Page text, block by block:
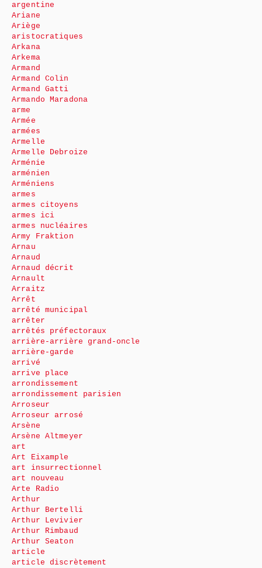
argentine
Ariane
Ariège
aristocratiques
Arkana
Arkema
Armand
Armand Colin
Armand Gatti
Armando Maradona
arme
Armée
armées
Armelle
Armelle Debroize
Arménie
arménien
Arméniens
armes
armes citoyens
armes ici
armes nucléaires
Army Fraktion
Arnau
Arnaud
Arnaud décrit
Arnault
Arraitz
Arrêt
arrêté municipal
arrêter
arrêtés préfectoraux
arrière-arrière grand-oncle
arrière-garde
arrivé
arrive place
arrondissement
arrondissement parisien
Arroseur
Arroseur arrosé
Arsène
Arsène Altmeyer
art
Art Eixample
art insurrectionnel
art nouveau
Arte Radio
Arthur
Arthur Bertelli
Arthur Levivier
Arthur Rimbaud
Arthur Seaton
article
article discrètement